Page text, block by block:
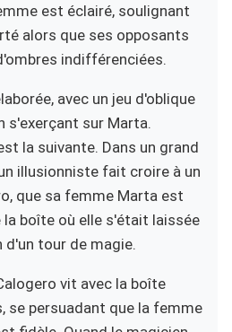
est éclairé, soulignant
alors que ses opposants
indifférenciées.
avec un jeu d'oblique
s'exerçant sur Marta.
la suivante. Dans un grand
illusionniste fait croire à un
que sa femme Marta est
boîte où elle s'était laissée
tour de magie.
vit avec la boîte
se persuadant que la femme